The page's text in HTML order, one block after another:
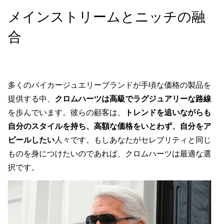
メインストリームとニッチの融
合
多くのバイカージュエリーブランドが手頃な価格の製品を
提供する中、 クロムハーツは高級でラグジュアリーな路線
を歩んでいます。彼らの顧客は、
トレンドを追いながらも
自分のスタイルを持ち、高額な価格をいとわず、自分をア
ピールしたい人々です。もしあなたがセレブリティと同じ
ものを身につけたいのであれば、クロムハーツは最適な選
択です。